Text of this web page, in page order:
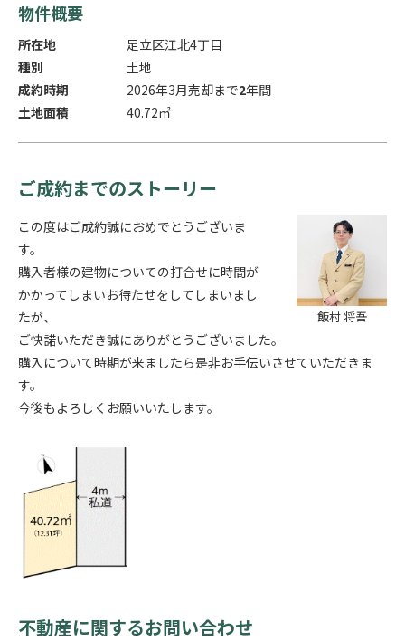
物件概要
所在地
足立区江北4丁目
種別
土地
成約時期
2026年3月売却まで2年間
土地面積
40.72㎡
ご成約までのストーリー
飯村 将吾
この度はご成約誠におめでとうございま
す。
購入者様の建物についての打合せに時間が
かかってしまいお待たせをしてしまいまし
たが、
ご快諾いただき誠にありがとうございました。
購入について時期が来ましたら是非お手伝いさせていただきま
す。
今後もよろしくお願いいたします。
不動産に関するお問い合わせ